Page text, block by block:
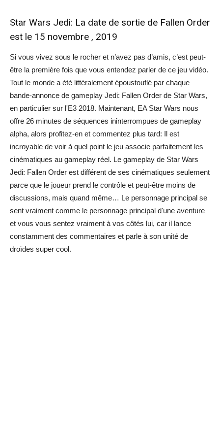
Star Wars Jedi: La date de sortie de Fallen Order
est le 15 novembre , 2019
Si vous vivez sous le rocher et n’avez pas d’amis, c’est peut-
être la première fois que vous entendez parler de ce jeu vidéo.
Tout le monde a été littéralement époustouflé par chaque
bande-annonce de gameplay Jedi: Fallen Order de Star Wars,
en particulier sur l'E3 2018. Maintenant, EA Star Wars nous
offre 26 minutes de séquences ininterrompues de gameplay
alpha, alors profitez-en et commentez plus tard: Il est
incroyable de voir à quel point le jeu associe parfaitement les
cinématiques au gameplay réel. Le gameplay de Star Wars
Jedi: Fallen Order est différent de ses cinématiques seulement
parce que le joueur prend le contrôle et peut-être moins de
discussions, mais quand même… Le personnage principal se
sent vraiment comme le personnage principal d'une aventure
et vous vous sentez vraiment à vos côtés lui, car il lance
constamment des commentaires et parle à son unité de
droïdes super cool.